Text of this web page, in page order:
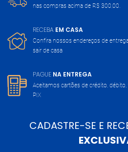
nas compras acima de R$ 300,00.
RECEBA EM CASA
Confira nossos endereços de
sair de casa
PAGUE NA ENTREGA
Aceitamos cartões de crédito, débito,
PIX
CADASTRE-SE E